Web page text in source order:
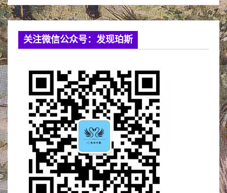
关注微信公众号：发现珀斯